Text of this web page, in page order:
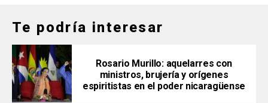
Te podría interesar
Rosario Murillo: aquelarres con
ministros, brujería y orígenes
espiritistas en el poder nicaragüense